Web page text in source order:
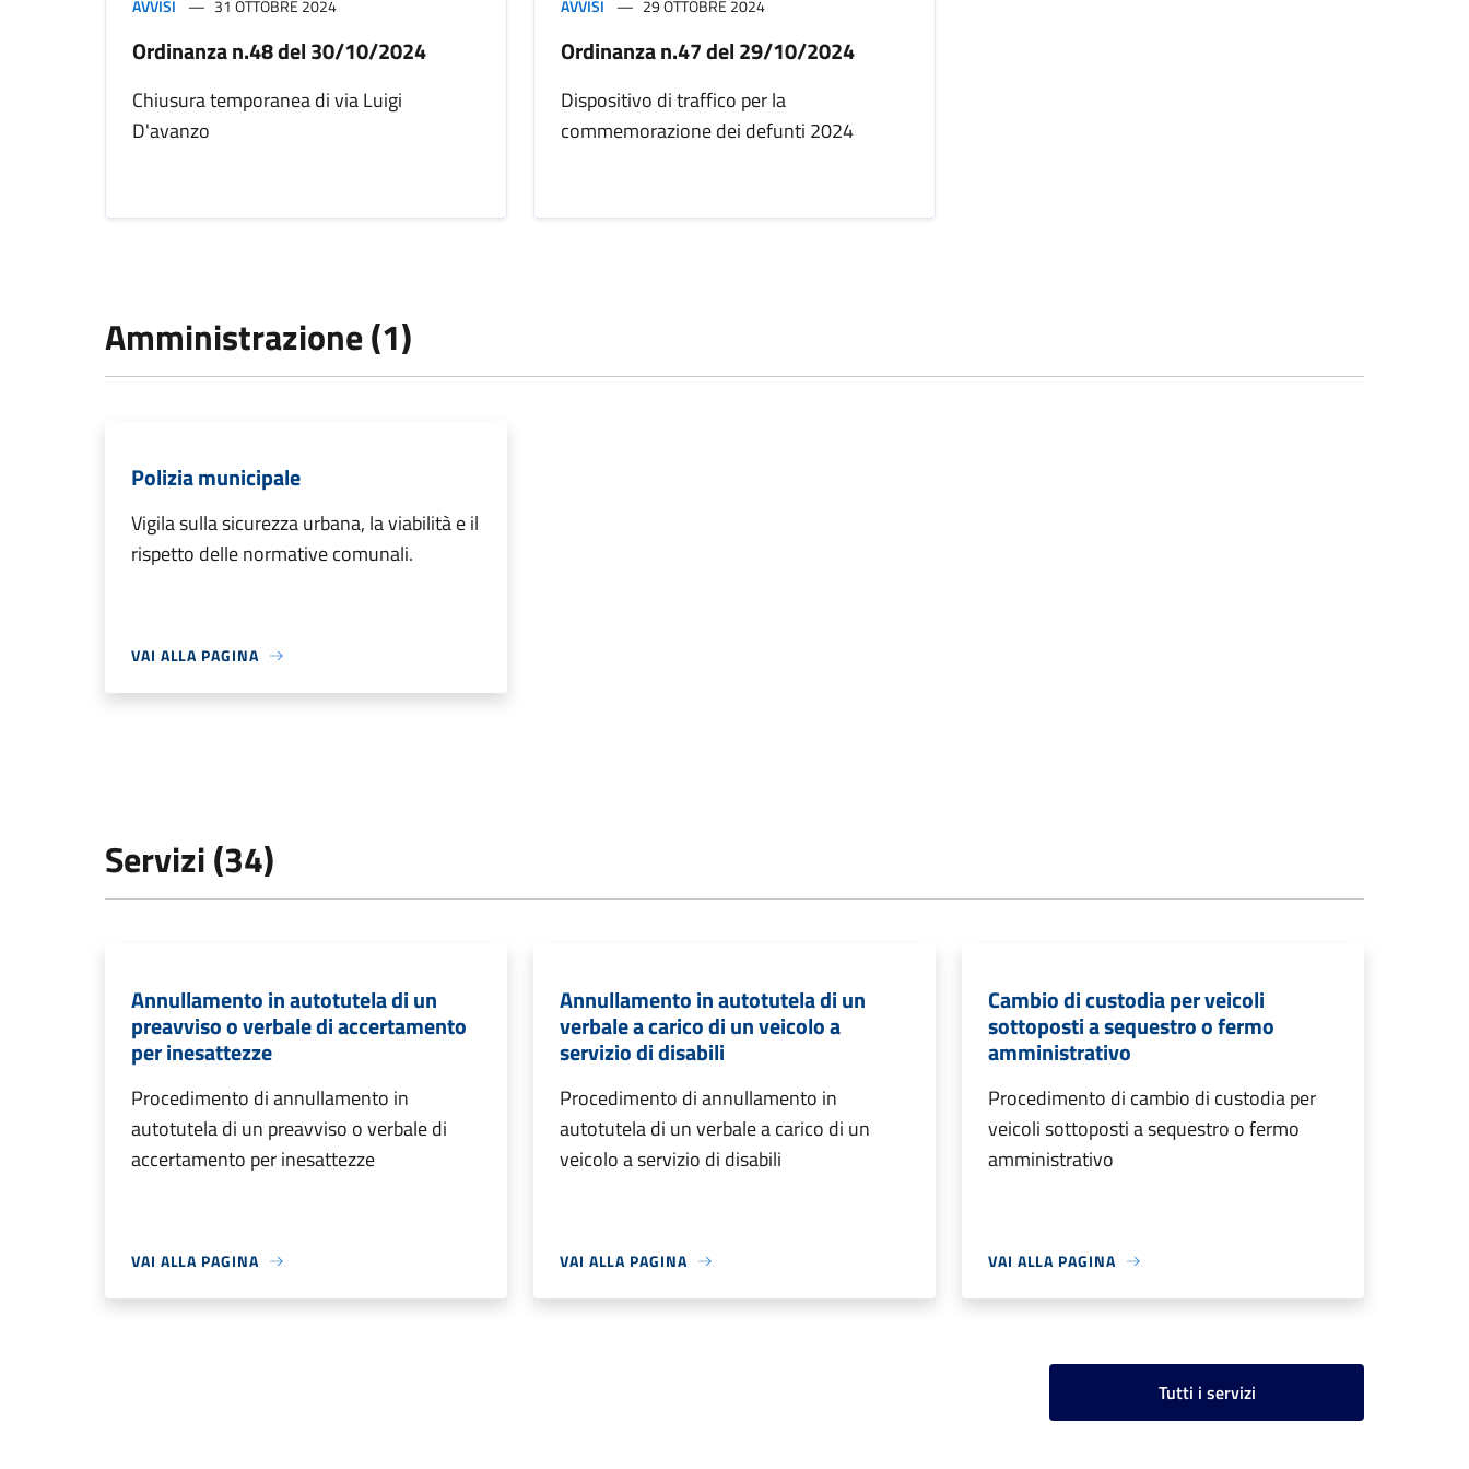
AVVISI 31 OTTOBRE 2024
Ordinanza n.48 del 30/10/2024
Chiusura temporanea di via Luigi
D'avanzo
AVVISI 29 OTTOBRE 2024
Ordinanza n.47 del 29/10/2024
Dispositivo di traffico per la
commemorazione dei defunti 2024
Amministrazione (1)
Polizia municipale
Vigila sulla sicurezza urbana, la viabilità e il
rispetto delle normative comunali.
VAI ALLA PAGINA
Servizi (34)
Annullamento in autotutela di un
preavviso o verbale di accertamento
per inesattezze
Procedimento di annullamento in
autotutela di un preavviso o verbale di
accertamento per inesattezze
VAI ALLA PAGINA
Annullamento in autotutela di un
verbale a carico di un veicolo a
servizio di disabili
Procedimento di annullamento in
autotutela di un verbale a carico di un
veicolo a servizio di disabili
VAI ALLA PAGINA
Cambio di custodia per veicoli
sottoposti a sequestro o fermo
amministrativo
Procedimento di cambio di custodia per
veicoli sottoposti a sequestro o fermo
amministrativo
VAI ALLA PAGINA
Tutti i servizi